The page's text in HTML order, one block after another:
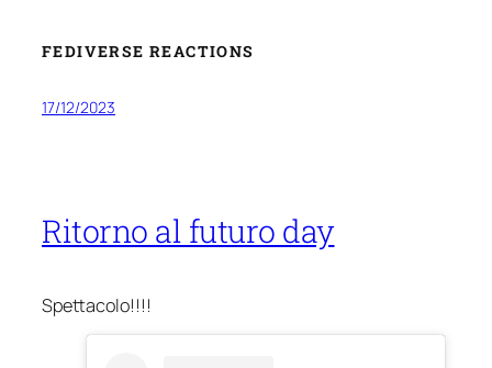
FEDIVERSE REACTIONS
17/12/2023
Ritorno al futuro day
Spettacolo!!!!